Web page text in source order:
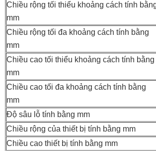
Chiều rộng tối thiểu khoảng cách tính
mm
Chiều rộng tối đa khoảng cách tính bằng
mm
Chiều cao tối thiểu khoảng cách tính bằng
mm
Chiều cao tối đa khoảng cách tính bằng
mm
Độ sâu lỗ tính bằng mm
Chiều rộng của thiết bị tính bằng mm
Chiều cao thiết bị tính bằng mm